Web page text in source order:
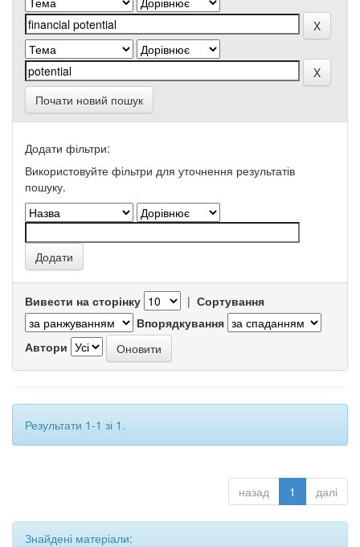
Почати новий пошук
Додати фільтри:
Використовуйте фільтри для уточнення результатів
пошуку.
Вивести на сторінку | Сортування
Впорядкування
Автори
Результати 1-1 зі 1.
назад 1 далі
Знайдені матеріали: